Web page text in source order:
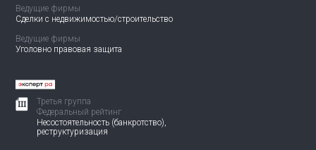
Ведущие фирмы
Сделки с недвижимостью/строительство
Ведущие фирмы
Уголовно правовая защита
Третья группа
Федеральный рейтинг
Несостоятельность (банкротство),
реструктуризация